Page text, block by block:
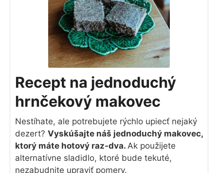
Recept na jednoduchý
hrnčekový makovec
Nestíhate, ale potrebujete rýchlo upiecť nejaký
dezert? Vyskúšajte náš jednoduchý makovec,
ktorý máte hotový raz-dva. Ak použijete
alternatívne sladidlo, ktoré bude tekuté,
nezabudnite upraviť pomery.